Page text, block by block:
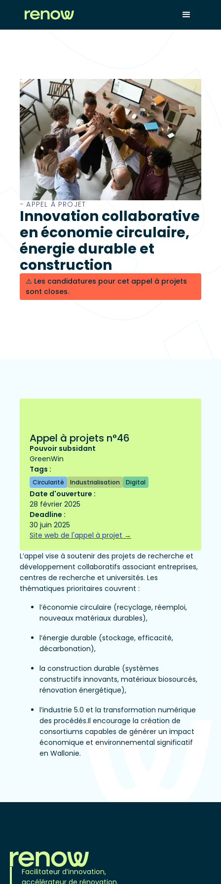
− APPEL À PROJET
Innovation collaborative
en économie circulaire,
énergie durable et
construction
⚠️ Les candidatures pour cet appel à projets
sont closes.
L’appel vise à soutenir des projets de recherche et
développement collaboratifs associant entreprises,
centres de recherche et universités. Les
thématiques prioritaires couvrent :
l’économie circulaire (recyclage, réemploi,
nouveaux matériaux durables),
l’énergie durable (stockage, efficacité,
décarbonation),
la construction durable (systèmes
constructifs innovants, matériaux biosourcés,
rénovation énergétique),
l’industrie 5.0 et la transformation numérique
des procédés.Il encourage la création de
consortiums capables de générer un impact
économique et environnemental significatif
en Wallonie.
Appel à projets n°46
Pouvoir subsidant
GreenWin
Tags :
Circularité Industrialisation Digital
Date d'ouverture :
28 février 2025
Deadline :
30 juin 2025
Site web de l'appel à projet →
Facilitateur d’innovation,
accélérateur de rénovation.